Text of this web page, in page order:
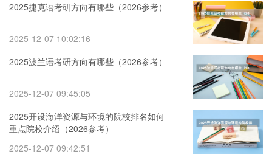
2025捷克语考研方向有哪些（2026参考）
2025-12-07 10:02:16
2025波兰语考研方向有哪些（2026参考）
2025-12-07 09:45:05
2025开设海洋资源与环境的院校排名如何
重点院校介绍（2026参考）
2025-12-07 09:42:51